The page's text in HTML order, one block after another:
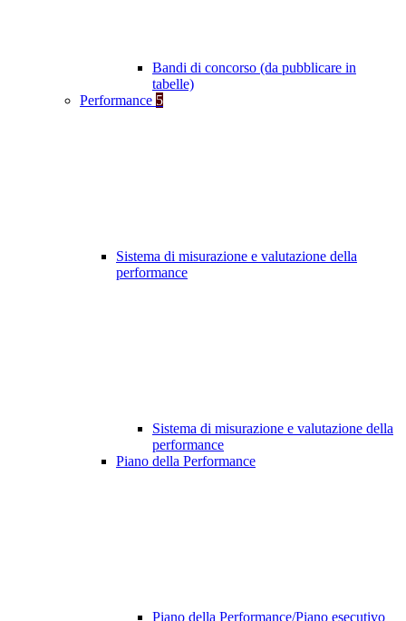
Bandi di concorso (da pubblicare in
tabelle)
Performance 5
Sistema di misurazione e valutazione della
performance
Sistema di misurazione e valutazione della
performance
Piano della Performance
Piano della Performance/Piano esecutivo